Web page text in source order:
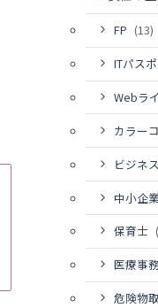
FP (13)
ITパス
Webラ
カラー
ビジネ
中小企
保育士
医療事
危険物